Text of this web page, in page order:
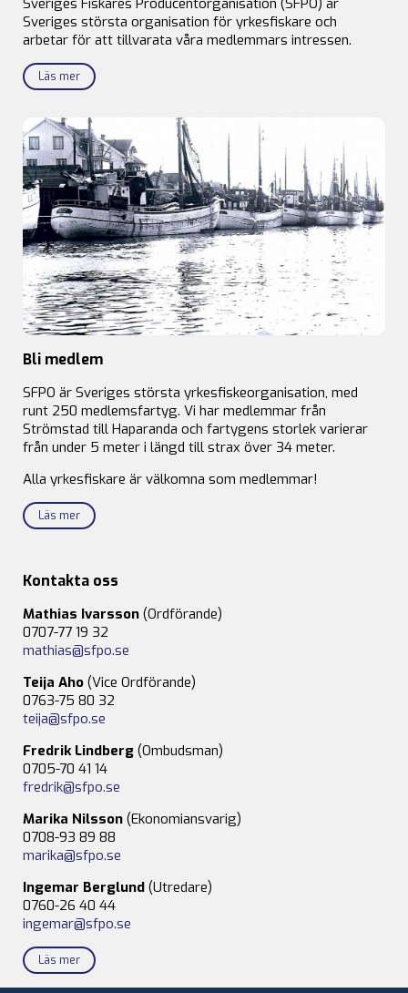
Sveriges största organisation för yrkesfiskare och
arbetar för att tillvarata våra medlemmars intressen.
Läs mer
Bli medlem
SFPO är Sveriges största yrkesfiskeorganisation, med
runt 250 medlemsfartyg. Vi har medlemmar från
Strömstad till Haparanda och fartygens storlek varierar
från under 5 meter i längd till strax över 34 meter.
Alla yrkesfiskare är välkomna som medlemmar!
Läs mer
Kontakta oss
Mathias Ivarsson (Ordförande)
0707-77 19 32
mathias@sfpo.se
Teija Aho (Vice Ordförande)
0763-75 80 32
teija@sfpo.se
Fredrik Lindberg (Ombudsman)
0705-70 41 14
fredrik@sfpo.se
Marika Nilsson (Ekonomiansvarig)
0708-93 89 88
marika@sfpo.se
Ingemar Berglund (Utredare)
0760-26 40 44
ingemar@sfpo.se
Läs mer